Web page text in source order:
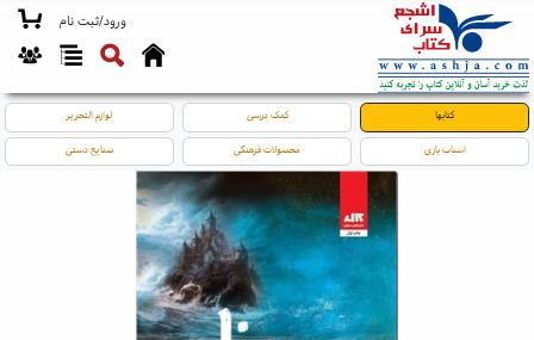
ورود/ثبت نام
کتابها کمک درسی لوازم التحریر
اسباب بازی محصولات فرهنگی صنایع دستی